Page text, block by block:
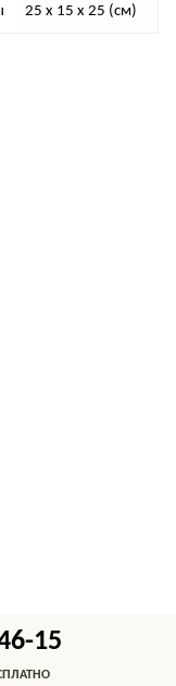
25 x 15 x 25 (см)
15